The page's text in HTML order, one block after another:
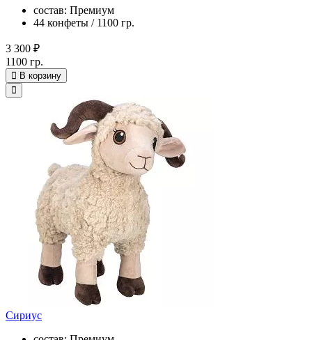
состав: Премиум
44 конфеты / 1100 гр.
3 300 ₽
1100 гр.
В корзину
Сириус